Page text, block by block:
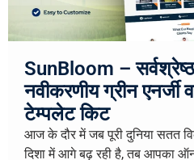
SunBloom –
नवीकरणीय ग्रीन एनर्जी
टेम्पलेट किट
आज के दौर में जब पूरी दुनिया सतत
दिशा में आगे बढ़ रही है, तब आपका